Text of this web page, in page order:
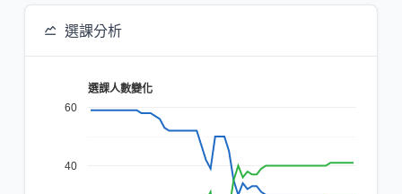
選課分析
選課人數變化
40
60